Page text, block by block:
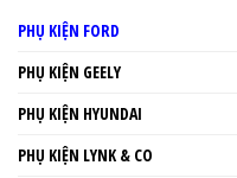
PHỤ KIỆN FORD
PHỤ KIỆN GEELY
PHỤ KIỆN HYUNDAI
PHỤ KIỆN LYNK & CO